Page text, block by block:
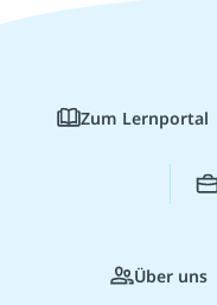
Zum Lernportal
Über uns